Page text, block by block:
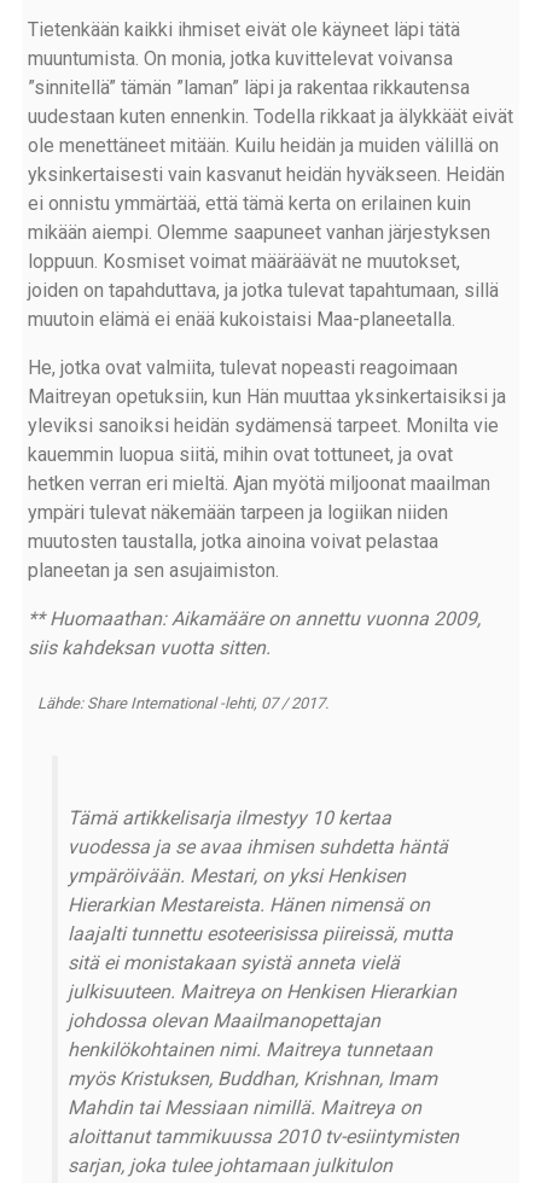
Tietenkään kaikki ihmiset eivät ole käyneet läpi tätä
muuntumista. On monia, jotka kuvittelevat voivansa
”sinnitellä” tämän ”laman” läpi ja rakentaa rikkautensa
uudestaan kuten ennenkin. Todella rikkaat ja älykkäät eivät
ole menettäneet mitään. Kuilu heidän ja muiden välillä on
yksinkertaisesti vain kasvanut heidän hyväkseen. Heidän
ei onnistu ymmärtää, että tämä kerta on erilainen kuin
mikään aiempi. Olemme saapuneet vanhan järjestyksen
loppuun. Kosmiset voimat määräävät ne muutokset,
joiden on tapahduttava, ja jotka tulevat tapahtumaan, sillä
muutoin elämä ei enää kukoistaisi Maa-planeetalla.
He, jotka ovat valmiita, tulevat nopeasti reagoimaan
Maitreyan opetuksiin, kun Hän muuttaa yksinkertaisiksi ja
yleviksi sanoiksi heidän sydämensä tarpeet. Monilta vie
kauemmin luopua siitä, mihin ovat tottuneet, ja ovat
hetken verran eri mieltä. Ajan myötä miljoonat maailman
ympäri tulevat näkemään tarpeen ja logiikan niiden
muutosten taustalla, jotka ainoina voivat pelastaa
planeetan ja sen asujaimiston.
** Huomaathan: Aikamääre on annettu vuonna 2009,
siis kahdeksan vuotta sitten.
Lähde: Share International -lehti, 07 / 2017.
Tämä artikkelisarja ilmestyy 10 kertaa
vuodessa ja se avaa ihmisen suhdetta häntä
ympäröivään. Mestari, on yksi Henkisen
Hierarkian Mestareista. Hänen nimensä on
laajalti tunnettu esoteerisissa piireissä, mutta
sitä ei monistakaan syistä anneta vielä
julkisuuteen. Maitreya on Henkisen Hierarkian
johdossa olevan Maailmanopettajan
henkilökohtainen nimi. Maitreya tunnetaan
myös Kristuksen, Buddhan, Krishnan, Imam
Mahdin tai Messiaan nimillä. Maitreya on
aloittanut tammikuussa 2010 tv-esiintymisten
sarjan, joka tulee johtamaan julkitulon